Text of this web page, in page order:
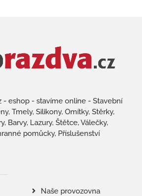
- eshop - stavíme online - Stavební
Tmely, Silikony, Omítky, Stěrky,
Barvy, Lazury, Štětce, Válečky,
pomůcky, Příslušenství
Naše provozovna